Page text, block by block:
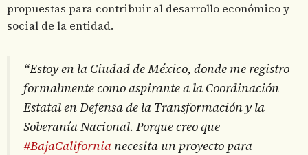
propuestas para contribuir al desarrollo económico y
social de la entidad.
“Estoy en la Ciudad de México, donde me registro
formalmente como aspirante a la Coordinación
Estatal en Defensa de la Transformación y la
Soberanía Nacional. Porque creo que
#BajaCalifornianecesita un proyecto para